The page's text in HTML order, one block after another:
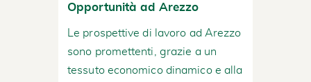
Opportunità ad Arezzo
Le prospettive di lavoro ad Arezzo
sono promettenti, grazie a un
tessuto economico dinamico e alla